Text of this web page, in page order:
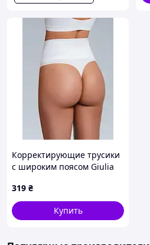
Корректирующие трусики
с широким поясом Giulia
S/M
319 ₴
Купить